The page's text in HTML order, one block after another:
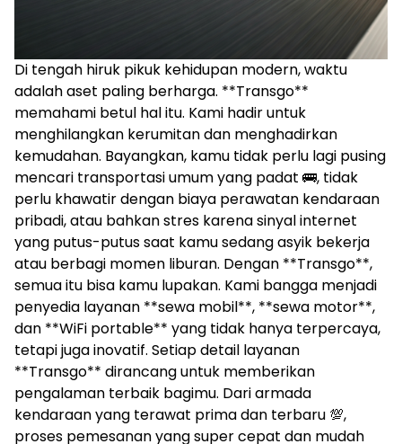
Di tengah hiruk pikuk kehidupan modern, waktu
adalah aset paling berharga. **Transgo**
memahami betul hal itu. Kami hadir untuk
menghilangkan kerumitan dan menghadirkan
kemudahan. Bayangkan, kamu tidak perlu lagi pusing
mencari transportasi umum yang padat 🚌, tidak
perlu khawatir dengan biaya perawatan kendaraan
pribadi, atau bahkan stres karena sinyal internet
yang putus-putus saat kamu sedang asyik bekerja
atau berbagi momen liburan. Dengan **Transgo**,
semua itu bisa kamu lupakan. Kami bangga menjadi
penyedia layanan **sewa mobil**, **sewa motor**,
dan **WiFi portable** yang tidak hanya terpercaya,
tetapi juga inovatif. Setiap detail layanan
**Transgo** dirancang untuk memberikan
pengalaman terbaik bagimu. Dari armada
kendaraan yang terawat prima dan terbaru 💯,
proses pemesanan yang super cepat dan mudah